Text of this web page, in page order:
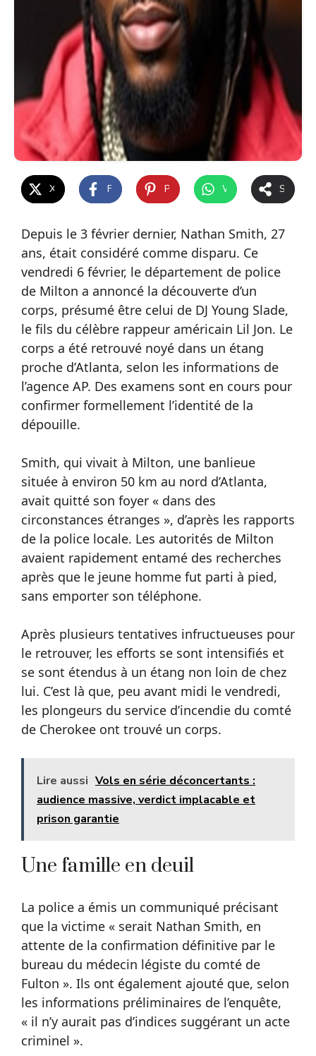
WhatsApp
Depuis le 3 février dernier, Nathan Smith, 27
ans, était considéré comme disparu. Ce
vendredi 6 février, le département de police
de Milton a annoncé la découverte d’un
corps, présumé être celui de DJ Young Slade,
le fils du célèbre rappeur américain Lil Jon. Le
corps a été retrouvé noyé dans un étang
proche d’Atlanta, selon les informations de
l’agence AP. Des examens sont en cours pour
confirmer formellement l’identité de la
dépouille.
Smith, qui vivait à Milton, une banlieue
située à environ 50 km au nord d’Atlanta,
avait quitté son foyer « dans des
circonstances étranges », d’après les rapports
de la police locale. Les autorités de Milton
avaient rapidement entamé des recherches
après que le jeune homme fut parti à pied,
sans emporter son téléphone.
Après plusieurs tentatives infructueuses pour
le retrouver, les efforts se sont intensifiés et
se sont étendus à un étang non loin de chez
lui. C’est là que, peu avant midi le vendredi,
les plongeurs du service d’incendie du comté
de Cherokee ont trouvé un corps.
Lire aussi Vols en série déconcertants :
audience massive, verdict implacable et
prison garantie
Une famille en deuil
La police a émis un communiqué précisant
que la victime « serait Nathan Smith, en
attente de la confirmation définitive par le
bureau du médecin légiste du comté de
Fulton ». Ils ont également ajouté que, selon
les informations préliminaires de l’enquête,
« il n’y aurait pas d’indices suggérant un acte
criminel ».